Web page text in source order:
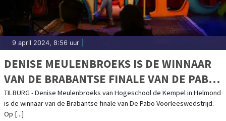
9 april 2024, 8:56 uur
DENISE MEULENBROEKS IS DE WINNAAR
VAN DE BRABANTSE FINALE VAN DE PABO
VOORLEESWEDSTRIJD!
TILBURG - Denise Meulenbroeks van Hogeschool de Kempel in Helmond
is de winnaar van de Brabantse finale van De Pabo Voorleeswedstrijd.
Op [...]